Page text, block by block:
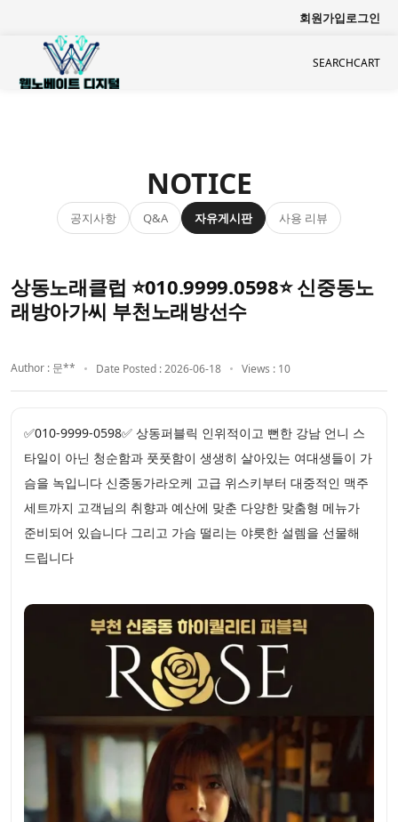
회원가입로그인
SEARCHCART
NOTICE
공지사항 Q&A 자유게시판 사용 리뷰
상동노래클럽 ⭐010.9999.0598⭐ 신중동노
래방아가씨 부천노래방선수
Author : 문** Date Posted : 2026-06-18 Views : 10
✅010-9999-0598✅ 상동퍼블릭 인위적이고 뻔한 강남 언니 스
타일이 아닌 청순함과 풋풋함이 생생히 살아있는 여대생들이 가
슴을 녹입니다 신중동가라오케 고급 위스키부터 대중적인 맥주
세트까지 고객님의 취향과 예산에 맞춘 다양한 맞춤형 메뉴가
준비되어 있습니다 그리고 가슴 떨리는 야릇한 설렘을 선물해
드립니다